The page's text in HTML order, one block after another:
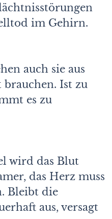
im Gehirn.
auch sie aus
brauchen. Ist zu
es zu
wird das Blut
das Herz muss
Bleibt die
aus, versagt